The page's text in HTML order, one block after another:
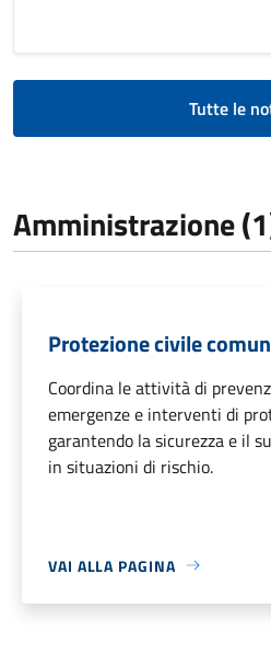
Tutte le
Amministrazione
Protezione civile
Coordina le attività di
emergenze e interventi di
garantendo la sicurezza e il
in situazioni di rischio.
VAI ALLA PAGINA